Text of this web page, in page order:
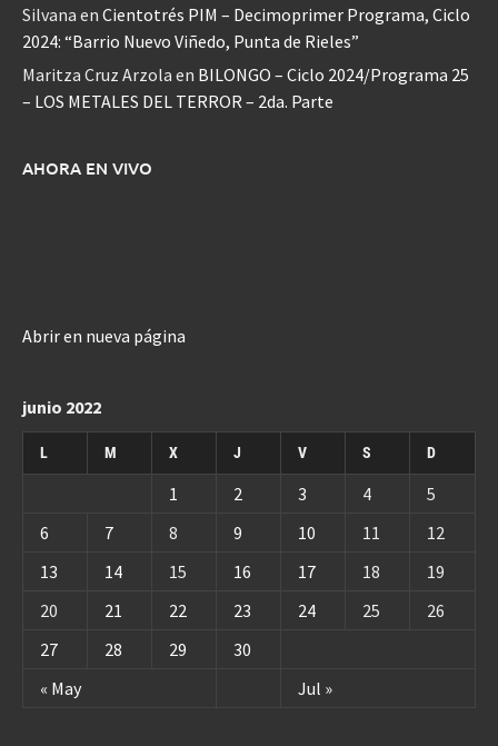
Silvana en Cientotrés PIM – Decimoprimer Programa, Ciclo
2024: “Barrio Nuevo Viñedo, Punta de Rieles”
Maritza Cruz Arzola en BILONGO – Ciclo 2024/Programa 25
– LOS METALES DEL TERROR – 2da. Parte
AHORA EN VIVO
Abrir en nueva página
junio 2022
L M X J V S D
« May Jul »
1 2 3 4
5
6
7 8 9 10 11
12
13
14 15 16 17 18
19
20
21 22 23 24 25
26
27
28 29 30